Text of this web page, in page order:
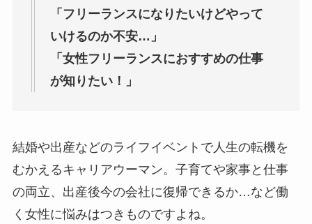
「フリーランスになりたいけどやって
いけるのか不安…」
「女性フリーランスにおすすめの仕事
が知りたい！」
結婚や出産などのライフイベントで人生の転機を
むかえるキャリアウーマン。子育てや家事と仕事
の両立、出産後今の会社に復帰できるか…など働
く女性に悩みはつきものですよね。